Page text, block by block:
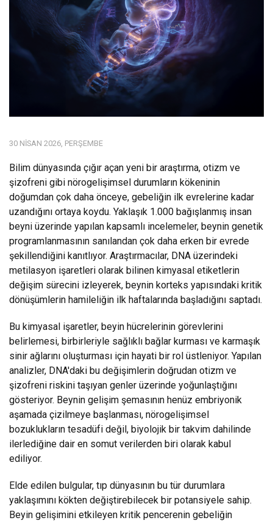
30 NISAN 2026, PERŞEMBE
Bilim dünyasında çığır açan yeni bir araştırma, otizm ve
şizofreni gibi nörogelişimsel durumların kökeninin
doğumdan çok daha önceye, gebeliğin ilk evrelerine kadar
uzandığını ortaya koydu. Yaklaşık 1.000 bağışlanmış insan
beyni üzerinde yapılan kapsamlı incelemeler, beynin genetik
programlanmasının sanılandan çok daha erken bir evrede
şekillendiğini kanıtlıyor. Araştırmacılar, DNA üzerindeki
metilasyon işaretleri olarak bilinen kimyasal etiketlerin
değişim sürecini izleyerek, beynin korteks yapısındaki kritik
dönüşümlerin hamileliğin ilk haftalarında başladığını saptadı.
Bu kimyasal işaretler, beyin hücrelerinin görevlerini
belirlemesi, birbirleriyle sağlıklı bağlar kurması ve karmaşık
sinir ağlarını oluşturması için hayati bir rol üstleniyor. Yapılan
analizler, DNA'daki bu değişimlerin doğrudan otizm ve
şizofreni riskini taşıyan genler üzerinde yoğunlaştığını
gösteriyor. Beynin gelişim şemasının henüz embriyonik
aşamada çizilmeye başlanması, nörogelişimsel
bozuklukların tesadüfi değil, biyolojik bir takvim dahilinde
ilerlediğine dair en somut verilerden biri olarak kabul
ediliyor.
Elde edilen bulgular, tıp dünyasının bu tür durumlara
yaklaşımını kökten değiştirebilecek bir potansiyele sahip.
Beyin gelişimini etkileyen kritik pencerenin gebeliğin